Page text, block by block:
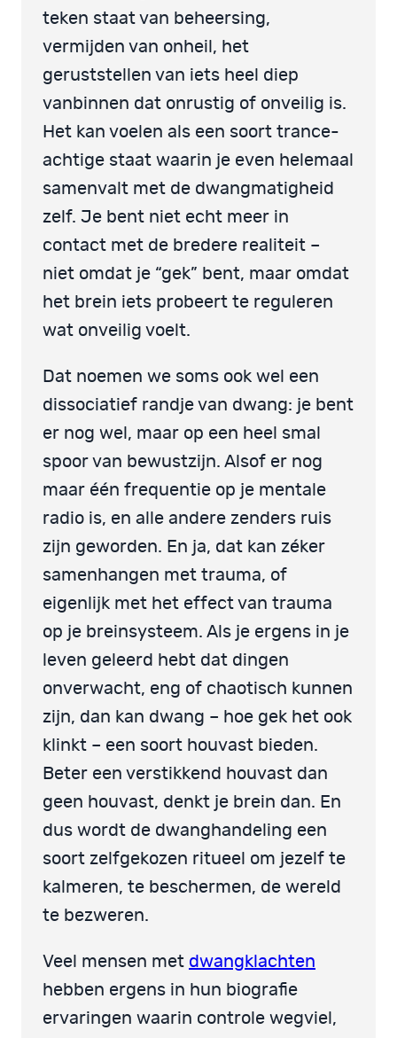
teken staat van beheersing,
vermijden van onheil, het
geruststellen van iets heel diep
vanbinnen dat onrustig of onveilig is.
Het kan voelen als een soort trance-
achtige staat waarin je even helemaal
samenvalt met de dwangmatigheid
zelf. Je bent niet echt meer in
contact met de bredere realiteit –
niet omdat je “gek” bent, maar omdat
het brein iets probeert te reguleren
wat onveilig voelt.
Dat noemen we soms ook wel een
dissociatief randje van dwang: je bent
er nog wel, maar op een heel smal
spoor van bewustzijn. Alsof er nog
maar één frequentie op je mentale
radio is, en alle andere zenders ruis
zijn geworden. En ja, dat kan zéker
samenhangen met trauma, of
eigenlijk met het effect van trauma
op je breinsysteem. Als je ergens in je
leven geleerd hebt dat dingen
onverwacht, eng of chaotisch kunnen
zijn, dan kan dwang – hoe gek het ook
klinkt – een soort houvast bieden.
Beter een verstikkend houvast dan
geen houvast, denkt je brein dan. En
dus wordt de dwanghandeling een
soort zelfgekozen ritueel om jezelf te
kalmeren, te beschermen, de wereld
te bezweren.
Veel mensen met dwangklachten
hebben ergens in hun biografie
ervaringen waarin controle wegviel,